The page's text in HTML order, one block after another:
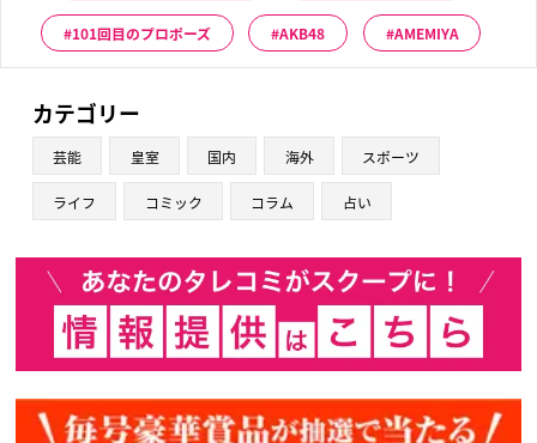
101回目のプロポーズ AKB48 AMEMIYA
カテゴリー
芸能 皇室 国内 海外 スポーツ
ライフ コミック コラム 占い